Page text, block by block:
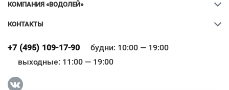
КОМПАНИЯ «ВОДОЛЕЙ»
КОНТАКТЫ
+7 (495) 109-17-90
будни: 10:00 — 19:00
выходные: 11:00 — 19:00
Всё верно